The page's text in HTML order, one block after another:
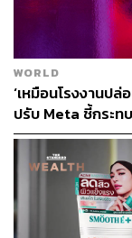
นอกจากนี้ รัฐบา
พูดคุยเชิงชู้สาว
เดียวกัน โดยจะอ
เท่านั้น
ในประเด็นนโยบา
สหราชอาณาจักร
แพลตฟอร์มสตรีม
หน้าสามารถติดต่อ
สอบ ทำให้เด็กๆ
WORLD
‘เหมือนโรงงานป
ปรับ Meta ชี้กระ